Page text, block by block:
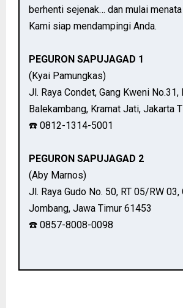
berhenti sejenak… dan mulai menata
Kami siap mendampingi Anda.
PEGURON SAPUJAGAD 1
(Kyai Pamungkas)
Jl. Raya Condet, Gang Kweni No.31,
Balekambang, Kramat Jati, Jakarta
☎️ 0812-1314-5001
PEGURON SAPUJAGAD 2
(Aby Marnos)
Jl. Raya Gudo No. 50, RT 05/RW 03,
Jombang, Jawa Timur 61453
☎️ 0857-8008-0098